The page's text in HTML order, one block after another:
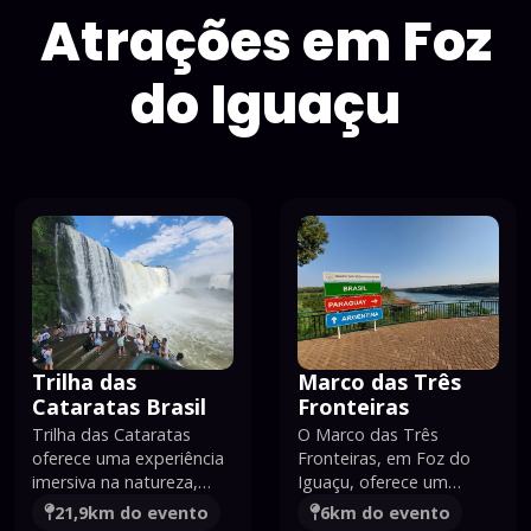
Atraçõesem Foz
do Iguaçu
Trilha das
Cataratas Brasil
Trilha das Cataratas
oferece uma experiência
imersiva na natureza,
com vistas
21,9km do evento
Marco das Três
Fronteiras
O Marco das Três
Fronteiras, em Foz do
Iguaçu, oferece um
mirante exuberante no
6km do evento